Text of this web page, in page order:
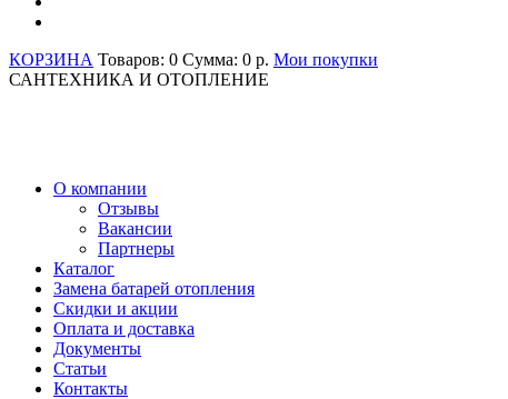
КОРЗИНА Товаров: 0 Сумма: 0 р. Мои покупки
САНТЕХНИКА И ОТОПЛЕНИЕ
О компании
Отзывы
Вакансии
Партнеры
Каталог
Замена батарей отопления
Скидки и акции
Оплата и доставка
Документы
Статьи
Контакты